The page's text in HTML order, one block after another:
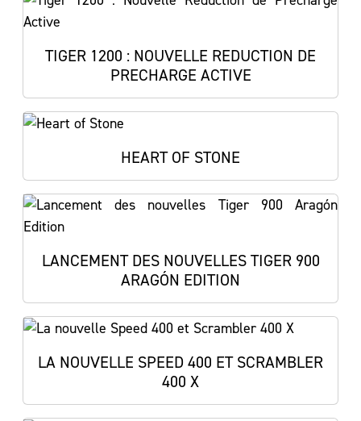
TIGER 1200 : NOUVELLE REDUCTION DE
PRECHARGE ACTIVE
HEART OF STONE
LANCEMENT DES NOUVELLES TIGER 900
ARAGÓN EDITION
LA NOUVELLE SPEED 400 ET SCRAMBLER
400 X